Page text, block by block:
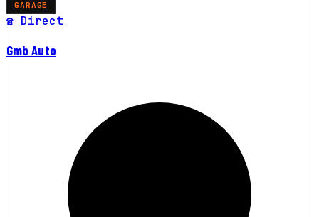
GARAGE
☎ Direct
Gmb Auto